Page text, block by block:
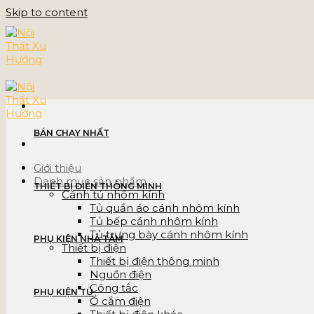
Skip to content
Giới thiệu
Danh mục sản phẩm
Cánh tủ nhôm kính
Tủ quần áo cánh nhôm kính
Tủ bếp cánh nhôm kính
Tủ trưng bày cánh nhôm kính
Thiết bị điện
Thiết bị điện thông minh
Nguồn điện
Công tắc
Ổ cắm điện
BÁN CHẠY NHẤT
THIẾT BỊ ĐIỆN THÔNG MINH
PHỤ KIỆN NHÀ TẮM
PHỤ KIỆN TỦ